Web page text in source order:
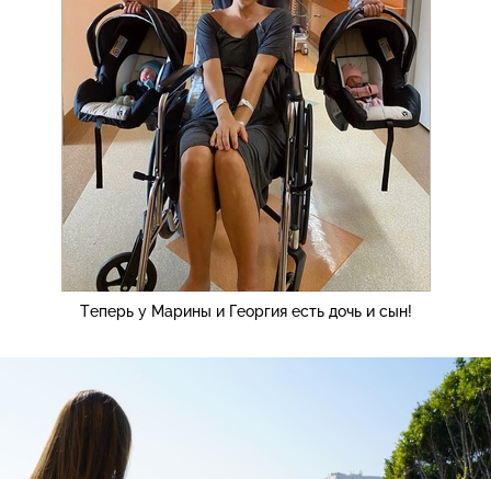
Теперь у Марины и Георгия есть дочь и сын!